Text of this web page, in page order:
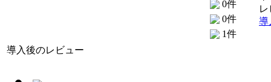
0件
0件
1件
導
導入後のレビュー